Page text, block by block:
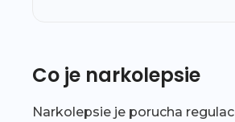
Co je narkolepsie
Narkolepsie je porucha